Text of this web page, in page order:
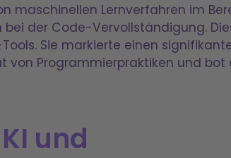
maschinellen Lernverfahren im
der Code-Vervollständigung.
Sie markierte einen
von Programmierpraktiken und bot
und